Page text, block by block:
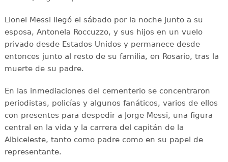
Lionel Messi llegó el sábado por la noche junto a su
esposa, Antonela Roccuzzo, y sus hijos en un vuelo
privado desde Estados Unidos y permanece desde
entonces junto al resto de su familia, en Rosario, tras la
muerte de su padre.
En las inmediaciones del cementerio se concentraron
periodistas, policías y algunos fanáticos, varios de ellos
con presentes para despedir a Jorge Messi, una figura
central en la vida y la carrera del capitán de la
Albiceleste, tanto como padre como en su papel de
representante.